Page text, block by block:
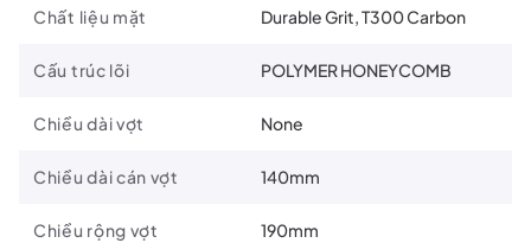
Chất liệu mặt Durable Grit, T300 Carbon
Cấu trúc lõi POLYMER HONEYCOMB
Chiều dài vợt None
Chiều dài cán vợt 140mm
Chiều rộng vợt 190mm